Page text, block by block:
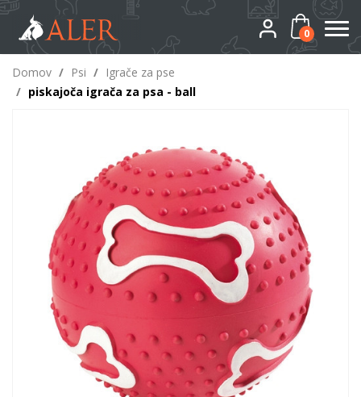
0
Domov / Psi / Igrače za pse
/ piskajoča igrača za psa - ball